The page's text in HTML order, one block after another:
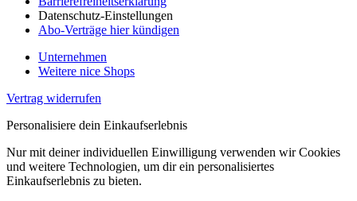
Datenschutz-Einstellungen
Abo-Verträge hier kündigen
Unternehmen
Weitere nice Shops
Vertrag widerrufen
Personalisiere dein Einkaufserlebnis
Nur mit deiner individuellen Einwilligung verwenden wir Cookies
und weitere Technologien, um dir ein personalisiertes
Einkaufserlebnis zu bieten.